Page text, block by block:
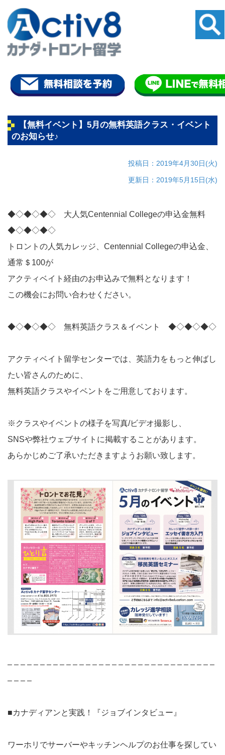
【無料イベント】5月の無料英語クラス・イベント
のお知らせ♪
投稿日：2019年4月30日(火)
更新日：2019年5月15日(水)
◆◇◆◇◆◇ 大人気Centennial Collegeの申込金無料
◆◇◆◇◆◇
トロントの人気カレッジ、Centennial Collegeの申込金、
通常＄100が
アクティベイト経由のお申込みで無料となります！
この機会にお問い合わせください。
◆◇◆◇◆◇ 無料英語クラス＆イベント ◆◇◆◇◆◇
アクティベイト留学センターでは、英語力をもっと伸ばし
たい皆さんのために、
無料英語クラスやイベントをご用意しております。
※クラスやイベントの様子を写真/ビデオ撮影し、
SNSや弊社ウェブサイトに掲載することがあります。
あらかじめご了承いただきますようお願い致します。
– – – – – – – – – – – – – – – – – – – – – – – – – – – – – – – –
– – – –
■カナディアンと実践！『ジョブインタビュー』
ワーホリでサーバーやキッチンヘルプのお仕事を探してい